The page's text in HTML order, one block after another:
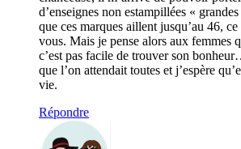
d’enseignes non estampillées «
que ces marques aillent jusqu’au 46,
vous. Mais je pense alors aux femmes
c’est pas facile de trouver son
que l’on attendait toutes et j’espère
vie.
Répondre